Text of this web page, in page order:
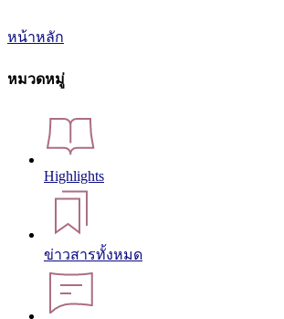
หน้าหลัก
หมวดหมู่
Highlights
ข่าวสารทั้งหมด